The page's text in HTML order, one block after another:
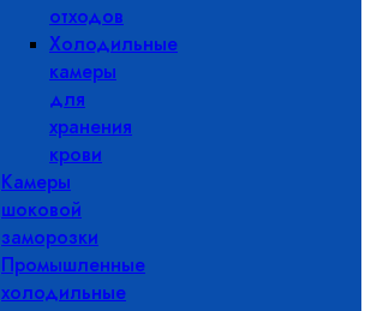
отходов
Холодильные
камеры
для
хранения
крови
Камеры
шоковой
заморозки
Промышленные
холодильные